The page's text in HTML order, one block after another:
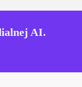
AI.